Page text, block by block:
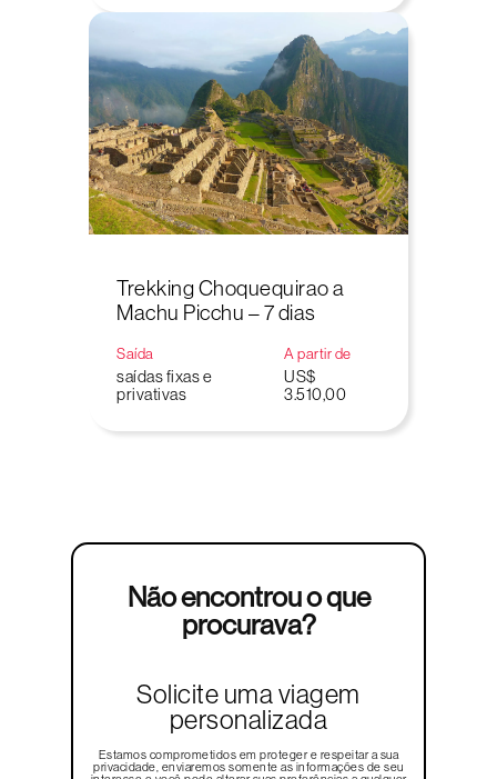
Trekking Choquequirao a
Machu Picchu – 7 dias
Saída
saídas fixas e
privativas
A partir de
US$
3.510,00
Não encontrou o que
procurava?
Solicite uma viagem
personalizada
Estamos comprometidos em proteger e respeitar a sua
privacidade, enviaremos somente as informações de seu